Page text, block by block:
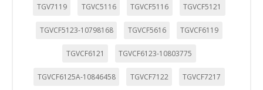
TGV7119 TGVC5116 TGVCF5116 TGVCF5121
TGVCF5123-10798168 TGVCF5616 TGVCF6119
TGVCF6121 TGVCF6123-10803775
TGVCF6125A-10846458 TGVCF7122 TGVCF7217